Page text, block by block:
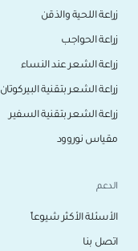
زراعة اللحية والذقن
زراعة الحواجب
زراعة الشعر عند النساء
زراعة الشعر بتقنية البيركوتان
زراعة الشعر بتقنية السفير
مقياس نوروود
الدعم
الأسئلة الأكثر شيوعاً
اتصل بنا